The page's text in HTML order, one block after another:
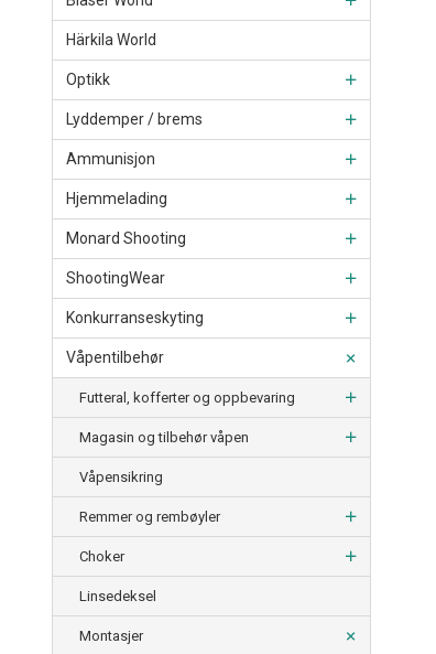
Härkila World
Optikk
Lyddemper / brems
Ammunisjon
Hjemmelading
Monard Shooting
ShootingWear
Konkurranseskyting
Våpentilbehør
Futteral, kofferter og oppbevaring
Magasin og tilbehør våpen
Våpensikring
Remmer og rembøyler
Choker
Linsedeksel
Montasjer